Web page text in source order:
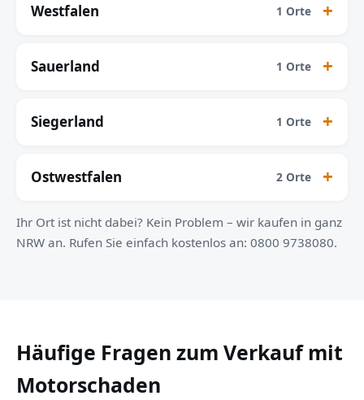
Westfalen 1 Orte
Sauerland 1 Orte
Siegerland 1 Orte
Ostwestfalen 2 Orte
Ihr Ort ist nicht dabei? Kein Problem – wir kaufen in ganz
NRW an. Rufen Sie einfach kostenlos an: 0800 9738080.
Häufige Fragen zum Verkauf mit
Motorschaden